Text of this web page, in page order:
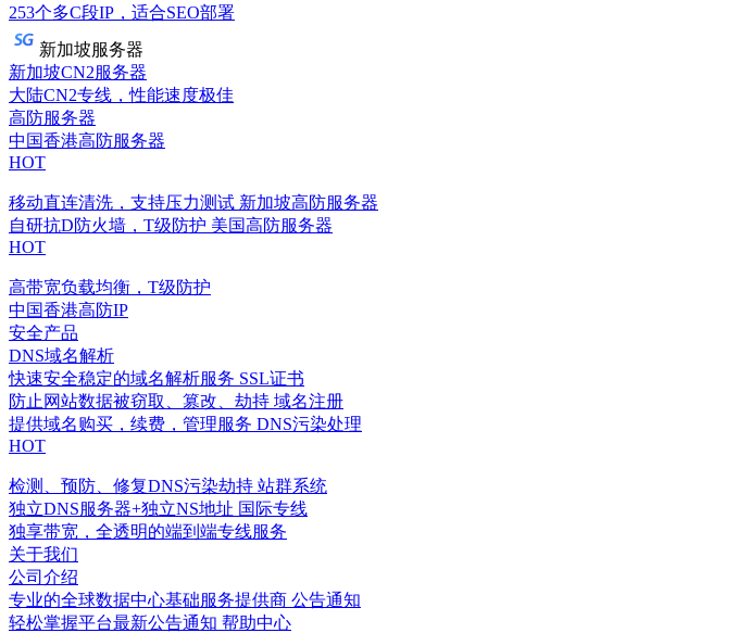
253个多C段IP，适合SEO部署
新加坡服务器
新加坡CN2服务器
大陆CN2专线，性能速度极佳
高防服务器
中国香港高防服务器
HOT
移动直连清洗，支持压力测试 新加坡高防服务器
自研抗D防火墙，T级防护 美国高防服务器
HOT
高带宽负载均衡，T级防护
中国香港高防IP
安全产品
DNS域名解析
快速安全稳定的域名解析服务 SSL证书
防止网站数据被窃取、篡改、劫持 域名注册
提供域名购买，续费，管理服务 DNS污染处理
HOT
检测、预防、修复DNS污染劫持 站群系统
独立DNS服务器+独立NS地址 国际专线
独享带宽，全透明的端到端专线服务
关于我们
公司介绍
专业的全球数据中心基础服务提供商 公告通知
轻松掌握平台最新公告通知 帮助中心